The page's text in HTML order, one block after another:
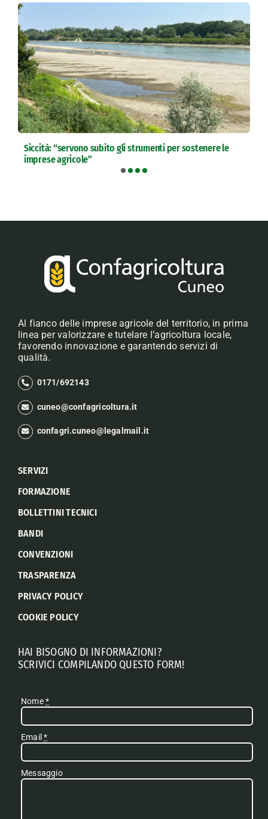
Siccità: “servono subito gli strumenti per sostenere le
imprese agricole”
Al fianco delle imprese agricole del territorio, in prima
linea per valorizzare e tutelare l’agricoltura locale,
favorendo innovazione e garantendo servizi di
qualità.
0171/692143
cuneo@confagricoltura.it
confagri.cuneo@legalmail.it
SERVIZI
FORMAZIONE
BOLLETTINI TECNICI
BANDI
CONVENZIONI
TRASPARENZA
PRIVACY POLICY
COOKIE POLICY
HAI BISOGNO DI INFORMAZIONI?
SCRIVICI COMPILANDO QUESTO FORM!
Nome*
Email*
Messaggio